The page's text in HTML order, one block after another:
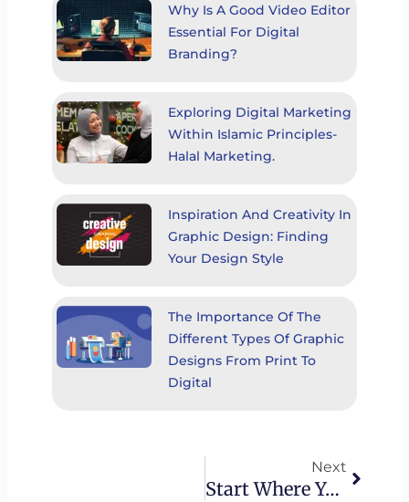
Why Is A Good Video Editor
Essential For Digital
Branding?
Exploring Digital Marketing
Within Islamic Principles-
Halal Marketing.
Inspiration And Creativity In
Graphic Design: Finding
Your Design Style
The Importance Of The
Different Types Of Graphic
Designs From Print To
Digital
Next
Start Where You Are. Use What You Have. Do What You Can.